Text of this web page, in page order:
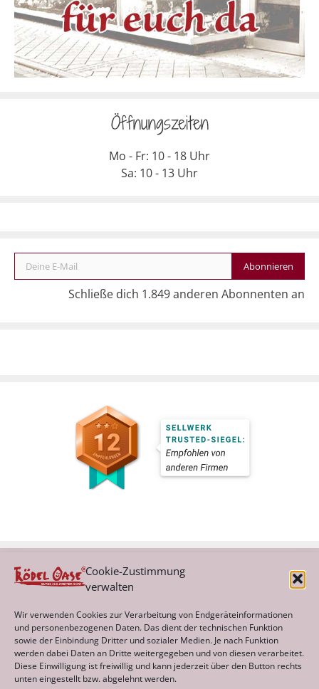
Cookie-Zustimmung
verwalten
Wir verwenden Cookies zur Verarbeitung von Endgeräteinformationen
und personenbezogenen Daten. Das dient der technischen Funktion
sowie der Einbindung Dritter und sozialer Medien. Je nach Funktion
werden dabei Daten an Dritte weitergegeben und von diesen verarbeitet.
Diese Einwilligung ist freiwillig und kann jederzeit über den Button rechts
unten eingestellt bzw. abgelehnt werden.
Öffnungszeiten
Mo - Fr: 10 - 18 Uhr
Sa: 10 - 13 Uhr
Deine E-Mail
Abonnieren
Schließe dich 1.849 anderen Abonnenten an
Archiv